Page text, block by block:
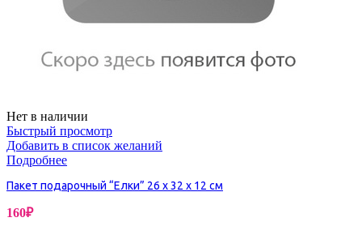
Нет в наличии
Быстрый просмотр
Добавить в список желаний
Подробнее
Пакет подарочный “Елки” 26 х 32 х 12 см
160₽